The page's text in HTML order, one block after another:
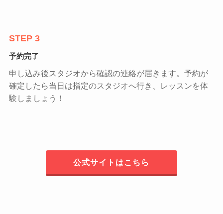
STEP 3
予約完了
申し込み後スタジオから確認の連絡が届きます。予約が
確定したら当日は指定のスタジオへ行き、レッスンを体
験しましょう！
公式サイトはこちら